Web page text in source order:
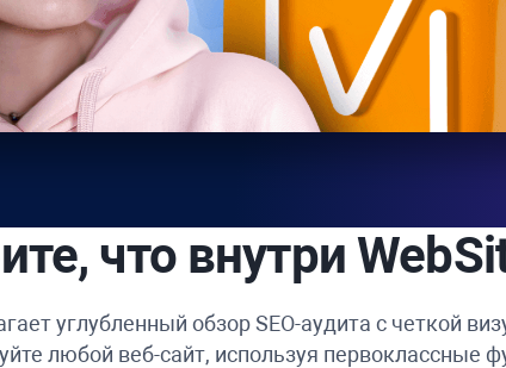
что внутри
углубленный обзор SEO-аудита с четкой
любой веб-сайт, используя первоклассные